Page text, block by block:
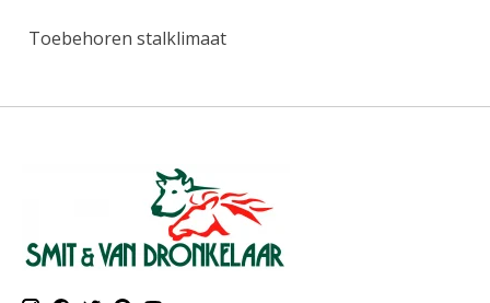
Toebehoren stalklimaat